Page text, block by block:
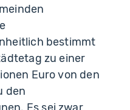
bestimmt
zu einer
Euro von den
den